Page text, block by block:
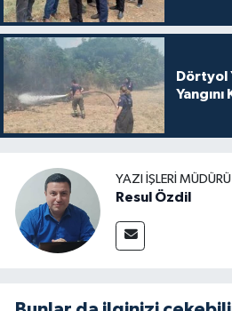
Dörtyol
Yangını
YAZI İŞLERI MÜDÜRÜ
Resul Özdil